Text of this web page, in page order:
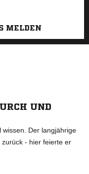
MELDEN
UND
wissen. Der langjährige
- hier feierte er